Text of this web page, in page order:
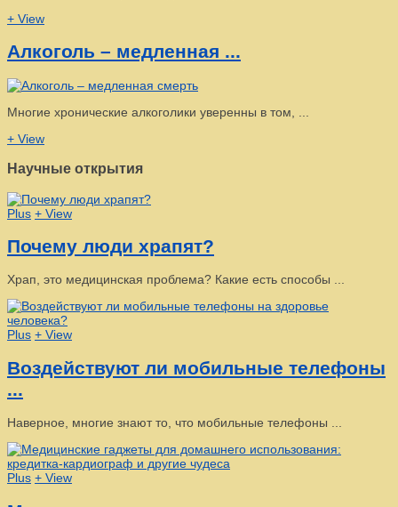
+ View
Алкоголь – медленная ...
Многие хронические алкоголики уверенны в том, ...
+ View
Научные открытия
Plus + View
Почему люди храпят?
Храп, это медицинская проблема? Какие есть способы ...
Plus + View
Воздействуют ли мобильные телефоны
...
Наверное, многие знают то, что мобильные телефоны ...
Plus + View